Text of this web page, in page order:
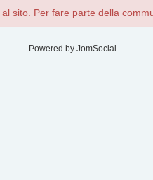
al sito. Per fare parte della
Powered by JomSocial